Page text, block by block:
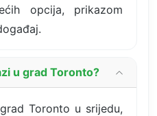
opcija, prikazom
u grad Toronto?
Toronto u srijedu,